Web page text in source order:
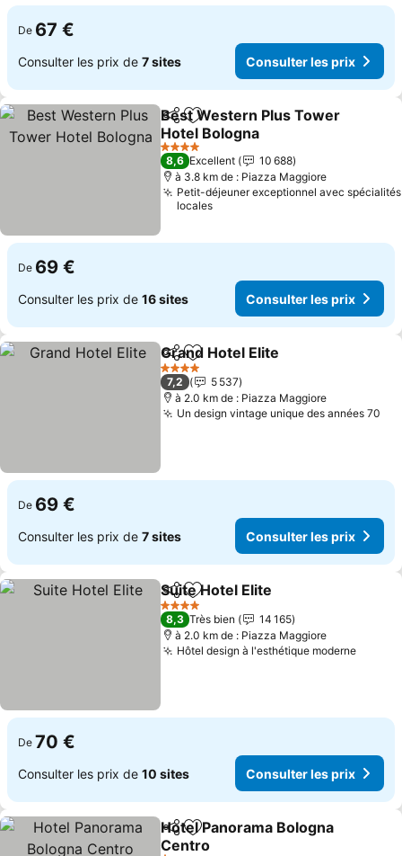
De 67 €
Consulter les prix de 7 sites Consulter les prix
PartagerAjouter à mes favoris
Best Western Plus Tower
Hotel Bologna
Consulter les prix
4 Étoiles
8,6 Excellent
10 688
à 3.8 km de : Piazza Maggiore
Petit-déjeuner exceptionnel avec spécialités
locales
De 69 €
Consulter les prix de 16 sites Consulter les prix
PartagerAjouter à mes favoris
Grand Hotel Elite
4 Étoiles
7,2
5 537
à 2.0 km de : Piazza Maggiore
Un design vintage unique des années 70
De 69 €
Consulter les prix de 7 sites Consulter les prix
PartagerAjouter à mes favoris
Suite Hotel Elite
4 Étoiles
8,3 Très bien
14 165
à 2.0 km de : Piazza Maggiore
Hôtel design à l'esthétique moderne
De 70 €
Consulter les prix de 10 sites Consulter les prix
PartagerAjouter à mes favoris
Hotel Panorama Bologna
Centro